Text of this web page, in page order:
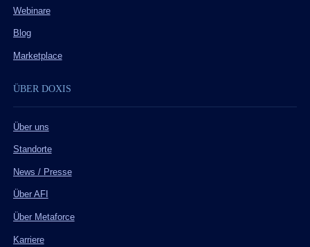
Webinare
Blog
Marketplace
ÜBER DOXIS
Über uns
Standorte
News / Presse
Über AFI
Über Metaforce
Karriere